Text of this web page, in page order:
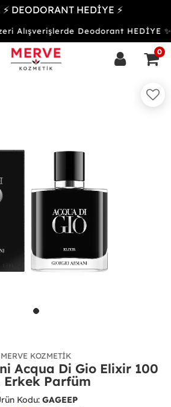
DEODORANT HEDİYE ⚡
Alışverişlerde Deodorant HEDİYE
0
MERVE KOZMETIK
Acqua Di Gio Elixir 100
Erkek Parfüm
Kodu: GAGEEP